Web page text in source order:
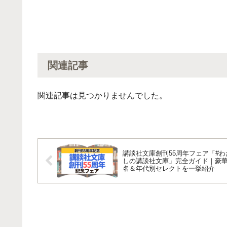
関連記事
関連記事は見つかりませんでした。
講談社文庫創刊55周年フェア「#わ
しの講談社文庫」完全ガイド｜豪
名＆年代別セレクトを一挙紹介